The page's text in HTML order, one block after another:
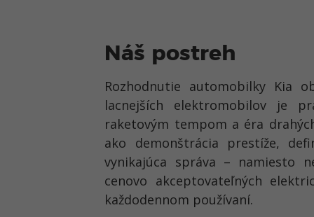
Náš postreh
Rozhodnutie automobilky Kia
lacnejších elektromobilov je
raketovým tempom a éra
ako demonštrácia prestíže,
vynikajúca správa – namiesto
cenovo akceptovateľných
každodennom používaní.